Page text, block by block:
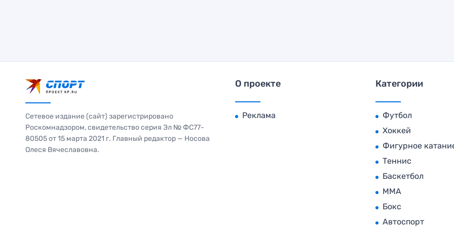
Сетевое издание (сайт) зарегистрировано
Роскомнадзором, свидетельство серия Эл № ФС77-
80505 от 15 марта 2021 г. Главный редактор — Носова
Олеся Вячеславовна.
О проекте
Реклама
Категории
Футбол
Хоккей
Фигурное
Теннис
Баскетбол
MMA
Бокс
Автоспорт